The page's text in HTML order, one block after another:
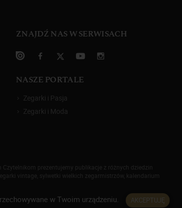
ZNAJDŹ NAS W SERWISACH
NASZE PORTALE
Zegarki i Pasja
Zegarki i Moda
prezentujemy publikacje z różnych dziedzin
vintage, sylwetki wielkich zegarmistrzów, kalendarium
w Twoim urządzeniu. AKCEPTUJĘ